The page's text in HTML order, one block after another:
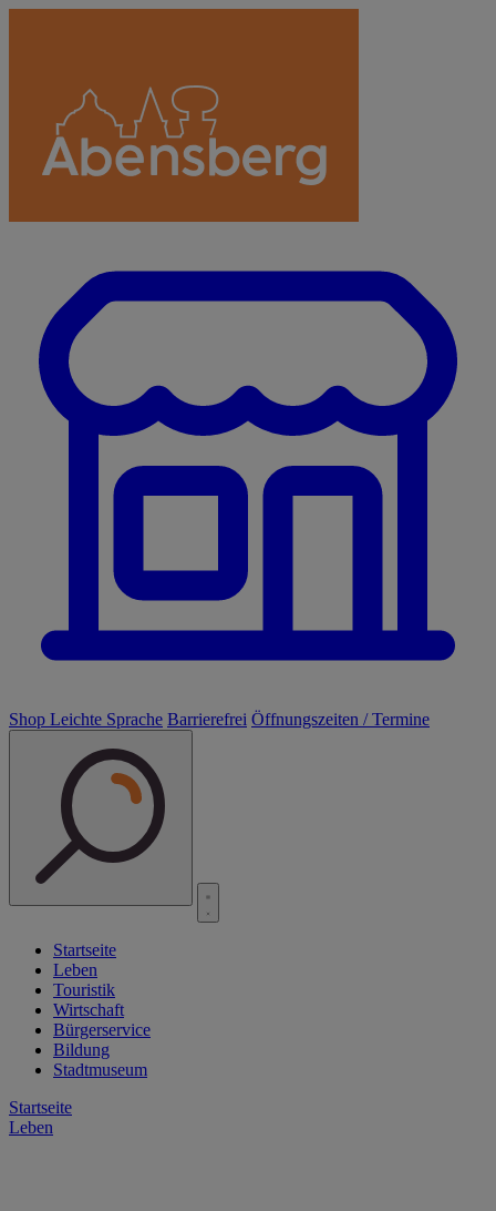
Shop Leichte Sprache Barrierefrei Öffnungszeiten / Termine
Startseite
Leben
Touristik
Wirtschaft
Bürgerservice
Bildung
Stadtmuseum
Startseite
Leben